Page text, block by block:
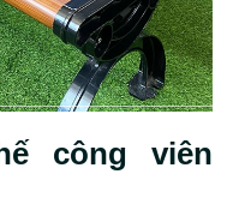
công viên